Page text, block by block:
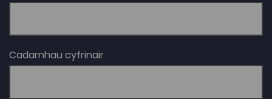
Cadarnhau cyfrinair